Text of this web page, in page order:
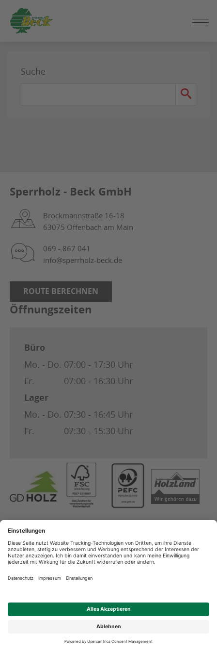
SPRINGEN
Suche
Sperrholz - Beck GmbH
Brockmannstraße 16-18
63075 Offenbach am Main
069 - 867 041
info@sperrholz-beck.de
ROUTE BERECHNEN
Öffnungszeiten
Büro
Mo. - Do. 07:00 - 17:30 Uhr
Fr.
07:00 - 16:30 Uhr
Lager
Mo. - Do. 07:30 - 16:45 Uhr
Fr.
07:30 - 15:30 Uhr
AGB
Datenschutz
Impressum